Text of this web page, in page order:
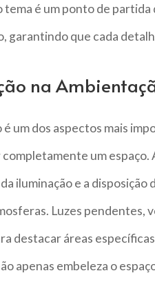
tema é um ponto de
garantindo que cada
na
é um dos aspectos mais
um espaço.
iluminação e a
Luzes pendentes,
destacar áreas
apenas embeleza o